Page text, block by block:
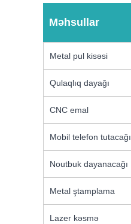
Məhsullar
Metal pul kisəsi
Qulaqlıq dayağı
CNC emal
Mobil telefon tutacağı
Noutbuk dayanacağı
Metal ştamplama
Lazer kəsmə